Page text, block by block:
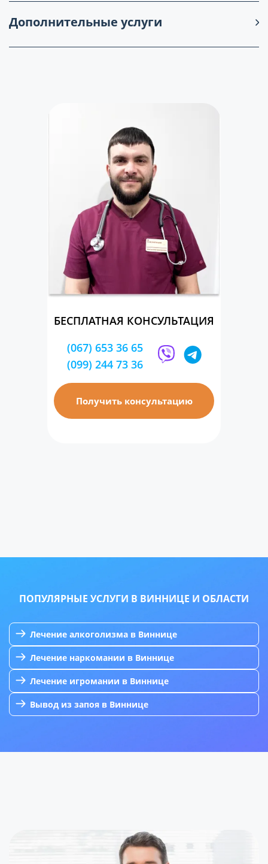
Дополнительные услуги
БЕСПЛАТНАЯ КОНСУЛЬТАЦИЯ
(067) 653 36 65
(099) 244 73 36
Получить консультацию
ПОПУЛЯРНЫЕ УСЛУГИ В ВИННИЦЕ И ОБЛАСТИ
Лечение алкоголизма в Виннице
Лечение наркомании в Виннице
Лечение игромании в Виннице
Вывод из запоя в Виннице